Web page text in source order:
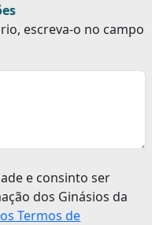
escreva-o no campo
e consinto ser
dos Ginásios da
Termos de